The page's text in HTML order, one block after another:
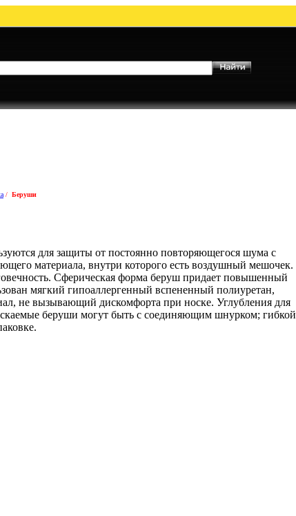
/ Беруши
для защиты от постоянно повторяющегося шума с
материала, внутри которого есть воздушный мешочек.
Сферическая форма беруш придает повышенный
мягкий гипоаллергенный вспененный полиуретан,
не вызывающий дискомфорта при носке. Углубления для
беруши могут быть с соединяющим шнурком; гибкой